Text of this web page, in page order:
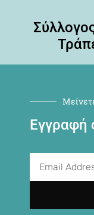
Εγγραφή